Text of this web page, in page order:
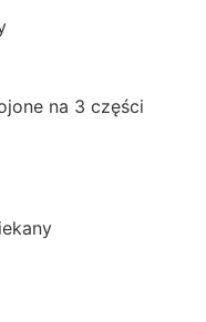
na 3 części